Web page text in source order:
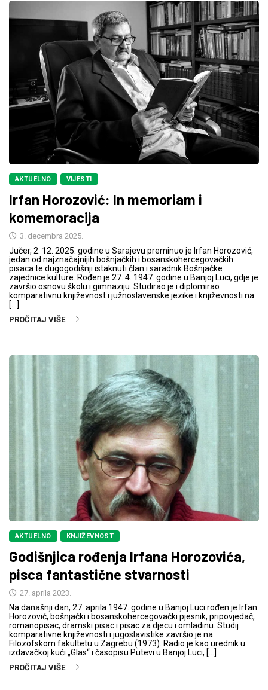
AKTUELNO VIJESTI
Irfan Horozović: In memoriam i
komemoracija
3. decembra 2025.
Jučer, 2. 12. 2025. godine u Sarajevu preminuo je Irfan Horozović,
jedan od najznačajnijih bošnjačkih i bosanskohercegovačkih
pisaca te dugogodišnji istaknuti član i saradnik Bošnjačke
zajednice kulture. Rođen je 27. 4. 1947. godine u Banjoj Luci, gdje je
završio osnovu školu i gimnaziju. Studirao je i diplomirao
komparativnu književnost i južnoslavenske jezike i književnosti na
[…]
PROČITAJ VIŠE
AKTUELNO KNJIŽEVNOST
Godišnjica rođenja Irfana Horozovića,
pisca fantastične stvarnosti
27. aprila 2023.
Na današnji dan, 27. aprila 1947. godine u Banjoj Luci rođen je Irfan
Horozović, bošnjački i bosanskohercegovački pjesnik, pripovjedač,
romanopisac, dramski pisac i pisac za djecu i omladinu. Studij
komparativne književnosti i jugoslavistike završio je na
Filozofskom fakultetu u Zagrebu (1973). Radio je kao urednik u
izdavačkoj kući „Glas“ i časopisu Putevi u Banjoj Luci, […]
PROČITAJ VIŠE